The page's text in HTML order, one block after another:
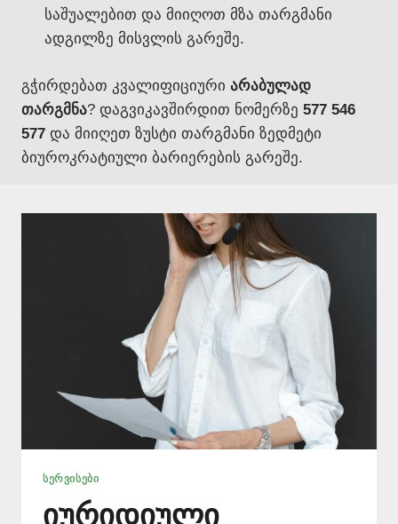
საშუალებით და მიიღოთ მზა თარგმანი
ადგილზე მისვლის გარეშე.
გჭირდებათ კვალიფიციური არაბულად
თარგმნა? დაგვიკავშირდით ნომერზე 577 546
577 და მიიღეთ ზუსტი თარგმანი ზედმეტი
ბიუროკრატიული ბარიერების გარეშე.
ᲡᲔᲠᲕᲘᲡᲔᲑᲘ
იურიდიული